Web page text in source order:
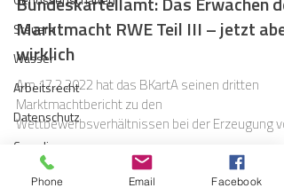
Steuern
Wasser
Arbeitsrecht
Datenschutz
Compliance
Gas
Marktmacht RWE Teil III – jetzt aber
wirklich
Am 17.2.2022 hat das BKartA seinen dritten
Marktmachtbericht zu den
Wettbewerbsverhältnissen bei der Erzeugung
elektr. Energie vorgelegt
Phone Email Facebook